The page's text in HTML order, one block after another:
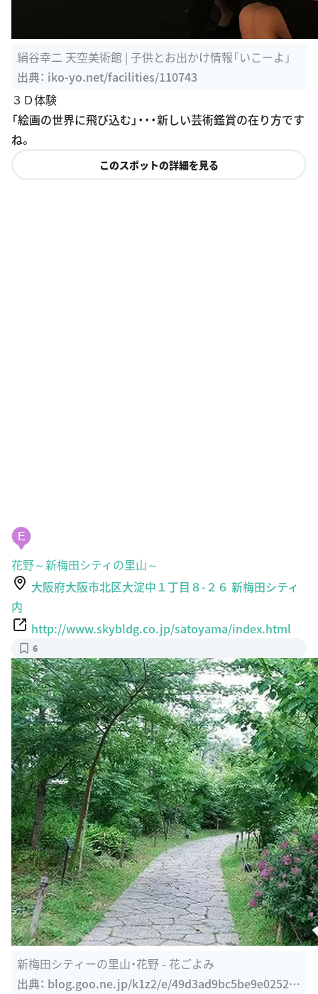
絹谷幸二 天空美術館 | 子供とお出かけ情報「いこーよ」
出典： iko-yo.net/facilities/110743
３Ｄ体験
「絵画の世界に飛び込む」・・・新しい芸術鑑賞の在り方です
ね。
このスポットの詳細を見る
E
花野～新梅田シティの里山～
大阪府大阪市北区大淀中１丁目８-２６ 新梅田シティ
内
http://www.skybldg.co.jp/satoyama/index.html
6
新梅田シティーの里山・花野 - 花ごよみ
出典： blog.goo.ne.jp/k1z2/e/49d3ad9bc5be9e02529